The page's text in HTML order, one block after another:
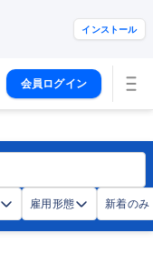
インストール
会員ログイン
雇用形態 新着のみ